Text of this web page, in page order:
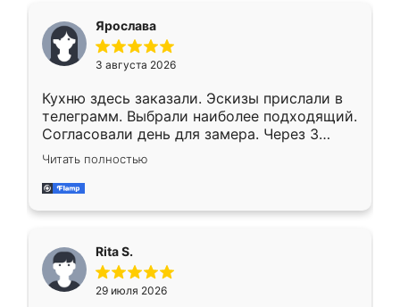
Ярослава
3 августа 2026
Кухню здесь заказали. Эскизы прислали в
телеграмм. Выбрали наиболее подходящий.
Согласовали день для замера. Через 3
недели кухня была уже готова. Остались
довольны работой. Спасибо Ренессанс
мебель за качественную работу!
Читать полностью
Rita S.
29 июля 2026